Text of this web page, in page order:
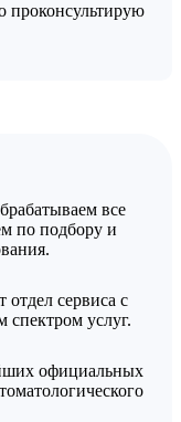
проконсультирую
все
по подбору и
отдел сервиса с
услуг.
официальных